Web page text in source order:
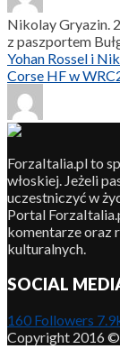
Nikolay Gryazin.
z paszportem
Yohan Rossel i
Corse HF w
ForzaItalia.pl to
włoskiej. Jeżeli
uczestniczyć w
Portal
komentarze oraz
kulturalnych.
SOCIAL
160 Followers
Copyright 2016 ©